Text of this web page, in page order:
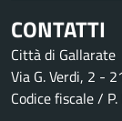
CONTATTI
Città di Gallarate
Via G. Verdi, 2 -
Codice fiscale /